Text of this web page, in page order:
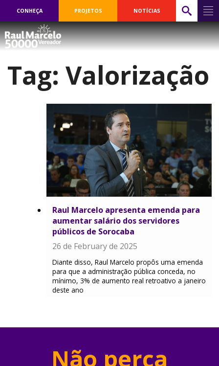
CONHEÇA PROJETOS NOTÍCIAS
Tag: Valorização
Raul Marcelo apresenta emenda para
aumentar salário dos servidores
públicos de Sorocaba
26 de February de 2025
Diante disso, Raul Marcelo propôs uma emenda
para que a administração pública conceda, no
mínimo, 3% de aumento real retroativo a janeiro
deste ano
Não perca